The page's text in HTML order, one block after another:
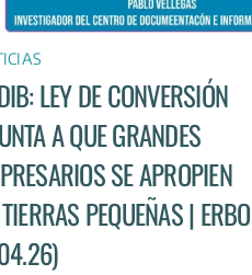
LEY DE CONVERSIÓN
A QUE GRANDES
SE APROPIEN
PEQUEÑAS |